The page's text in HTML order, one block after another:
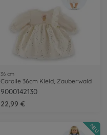
36 cm
Corolle 36cm Kleid, Zauberwald
9000142130
22,99 €
NEU